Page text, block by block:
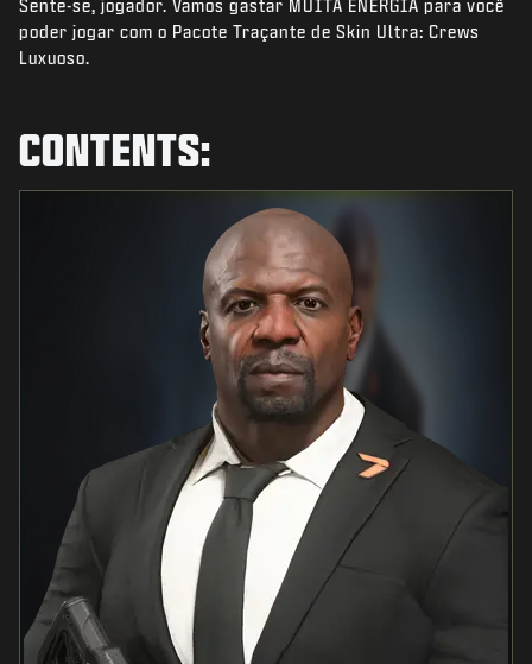
NOTÍCIAS
STORE
SUPORTE
|
Sente-se, jogador. Vamos gastar MUITA ENERGIA para você
poder jogar com o Pacote Traçante de Skin Ultra: Crews
Luxuoso.
CONTENTS: